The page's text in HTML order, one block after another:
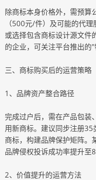
除商标本身价格外，需预
（500元/件）及可能的代
或选择包含商标设计源文件
的企业，可关注平台推出的"
三、商标购买后的运营策略
1、品牌资产整合路径
完成过户后，需在产品包装
用新商标。建议同步注册
商标，构建品牌保护矩阵。
品牌侵权投诉成功率提升至
2、价值提升的运营方法